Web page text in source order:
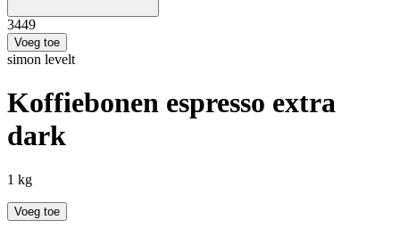
3449
Voeg toe
simon levelt
Koffiebonen espresso extra
dark
1 kg
Voeg toe